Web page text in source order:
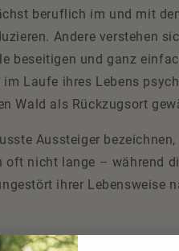
beruflich im und mit
Andere verstehen
beseitigen und ganz
Laufe ihres Lebens
Wald als Rückzugsort
Aussteiger
oft nicht lange – während
ihrer Lebensweise
auch Menschen gibt,